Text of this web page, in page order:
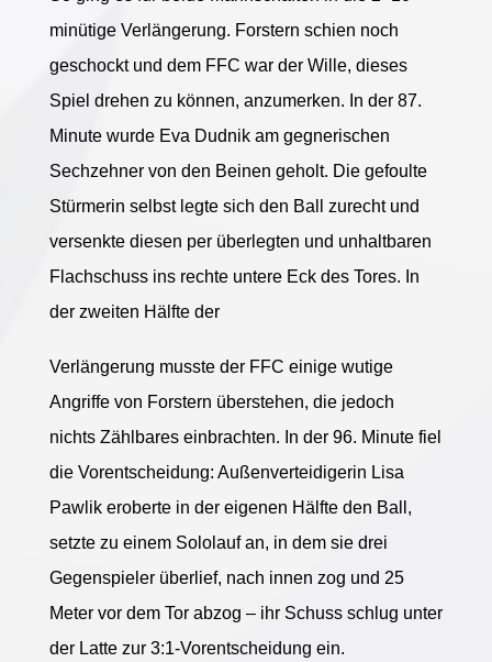
minütige Verlängerung. Forstern schien noch
geschockt und dem FFC war der Wille, dieses
Spiel drehen zu können, anzumerken. In der 87.
Minute wurde Eva Dudnik am gegnerischen
Sechzehner von den Beinen geholt. Die gefoulte
Stürmerin selbst legte sich den Ball zurecht und
versenkte diesen per überlegten und unhaltbaren
Flachschuss ins rechte untere Eck des Tores. In
der zweiten Hälfte der
Verlängerung musste der FFC einige wutige
Angriffe von Forstern überstehen, die jedoch
nichts Zählbares einbrachten. In der 96. Minute fiel
die Vorentscheidung: Außenverteidigerin Lisa
Pawlik eroberte in der eigenen Hälfte den Ball,
setzte zu einem Sololauf an, in dem sie drei
Gegenspieler überlief, nach innen zog und 25
Meter vor dem Tor abzog – ihr Schuss schlug unter
der Latte zur 3:1-Vorentscheidung ein.